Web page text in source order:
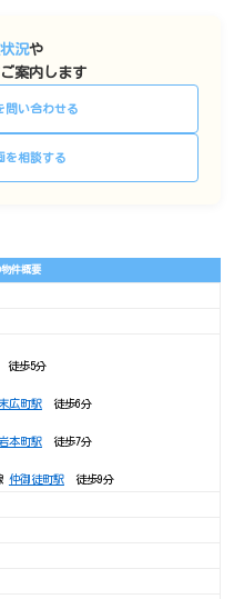
況や
案内します
問い合わせる
を相談する
物件概要
歩5分
広町駅徒歩6分
本町駅徒歩7分
仲御徒町駅徒歩9分